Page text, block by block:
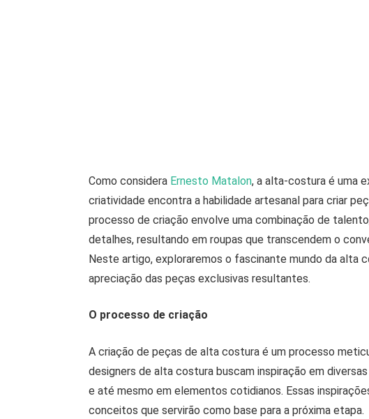
Como considera Ernesto Matalon, a alta-costura é uma
criatividade encontra a habilidade artesanal para criar
processo de criação envolve uma combinação de
detalhes, resultando em roupas que transcendem o
Neste artigo, exploraremos o fascinante mundo da alta
apreciação das peças exclusivas resultantes.
O processo de criação
A criação de peças de alta costura é um processo
designers de alta costura buscam inspiração em
e até mesmo em elementos cotidianos. Essas
conceitos que servirão como base para a próxima etapa.